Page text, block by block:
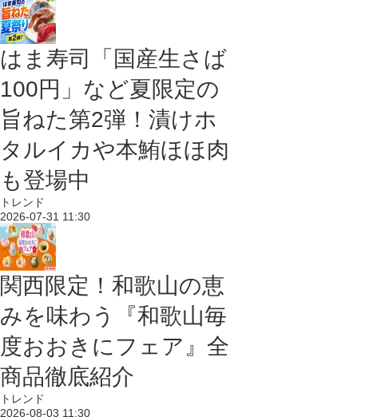
はま寿司「国産生さば
100円」など夏限定の
旨ねた第2弾！漬けホ
タルイカや本鮪ほほ肉
も登場中
トレンド
2026-07-31 11:30
関西限定！和歌山の恵
みを味わう『和歌山毎
度おおきにフェア』全
商品徹底紹介
トレンド
2026-08-03 11:30